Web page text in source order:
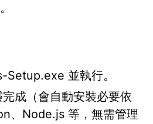
Setup.exe 並執行。
成（會自動安裝必要依
、Node.js 等，無需管理